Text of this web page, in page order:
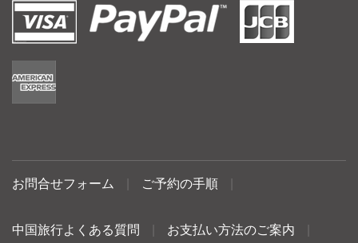
お問合せフォーム ご予約の手順
中国旅行よくある質問 お支払い方法のご案内